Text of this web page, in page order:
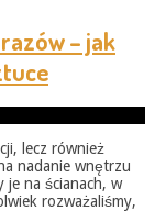
– jak
lecz również
nadanie wnętrzu
je na ścianach, w
rozważaliśmy,